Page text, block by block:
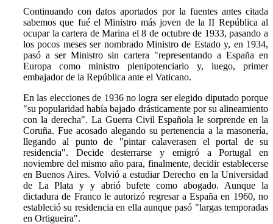
Continuando con datos aportados por la fuentes antes citada
sabemos que fué el Ministro más joven de la II República al
ocupar la cartera de Marina el 8 de octubre de 1933, pasando a
los pocos meses ser nombrado Ministro de Estado y, en 1934,
pasó a ser Ministro sin cartera "representando a España en
Europa como ministro plenipotenciario y, luego, primer
embajador de la República ante el Vaticano.
En las elecciones de 1936 no logra ser elegido diputado porque
"su popularidad había bajado drásticamente por su alineamiento
con la derecha". La Guerra Civil Española le sorprende en la
Coruña. Fue acosado alegando su pertenencia a la masonería,
llegando al punto de "pintar calaverasen el portal de su
residencia". Decide desterrarse y emigró a Portugal en
noviembre del mismo año para, finalmente, decidir establecerse
en Buenos Aires. Volvió a estudiar Derecho en la Universidad
de La Plata y y abrió bufete como abogado. Aunque la
dictadura de Franco le autorizó regresar a España en 1960, no
estableció su residencia en ella aunque pasó "largas temporadas
en Ortigueira".